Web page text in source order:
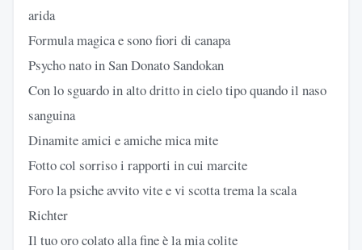
arida
Formula magica e sono fiori di canapa
Psycho nato in San Donato Sandokan
Con lo sguardo in alto dritto in cielo tipo quando il naso
sanguina
Dinamite amici e amiche mica mite
Fotto col sorriso i rapporti in cui marcite
Foro la psiche avvito vite e vi scotta trema la scala
Richter
Il tuo oro colato alla fine è la mia colite